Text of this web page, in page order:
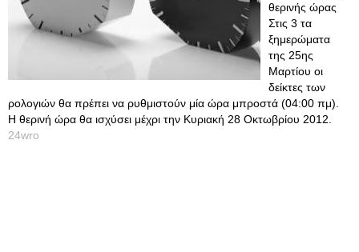
θερινής ώρας
Στις 3 τα
ξημερώματα
της 25ης
Μαρτίου οι
δείκτες των
ρολογιών θα πρέπει να ρυθμιστούν μία ώρα μπροστά (04:00 πμ).
Η θερινή ώρα θα ισχύσει μέχρι την Κυριακή 28 Οκτωβρίου 2012.
24wro